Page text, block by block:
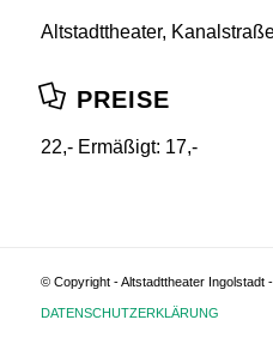
Altstadttheater,
PREISE
22,- Ermäßigt: 17,-
© Copyright - Altstadttheater Ingolstadt -
DATENSCHUTZERKLÄRUNG